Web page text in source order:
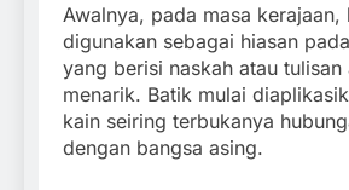
Awalnya, pada masa kerajaan,
digunakan sebagai hiasan
yang berisi naskah atau
menarik. Batik mulai
kain seiring terbukanya
dengan bangsa asing.